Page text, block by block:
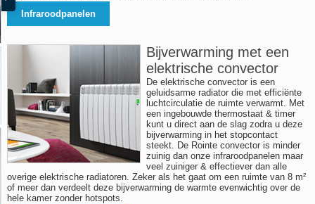
Infraroodpanelen
Bijverwarming met een
elektrische convector
De elektrische convector is een
geluidsarme radiator die met efficiënte
luchtcirculatie de ruimte verwarmt. Met
een ingebouwde thermostaat & timer
kunt u direct aan de slag zodra u deze
bijverwarming in het stopcontact
steekt. De Rointe convector is minder
zuinig dan onze infraroodpanelen maar
veel zuiniger & effectiever dan alle
overige elektrische radiatoren. Zeker als het gaat om een ruimte van 8 m²
of meer dan verdeelt deze bijverwarming de warmte evenwichtig over de
hele kamer zonder hotspots.